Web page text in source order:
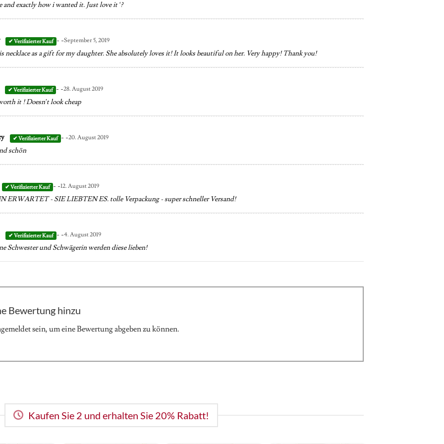
and exactly how i wanted it. Just love it ‘?
- -September 5, 2019
necklace as a gift for my daughter. She absolutely loves it! It looks beautiful on her. Very happy! Thank you!
- -28. August 2019
it ! Doesn’t look cheap
- -20. August 2019
schön
- -12. August 2019
ERWARTET - SIE LIEBTEN ES. tolle Verpackung - super schneller Versand!
- -4. August 2019
Schwester und Schwägerin werden diese lieben!
Bewertung hinzu
sein, um eine Bewertung abgeben zu können.
Kaufen Sie 2 und erhalten Sie 20% Rabatt!